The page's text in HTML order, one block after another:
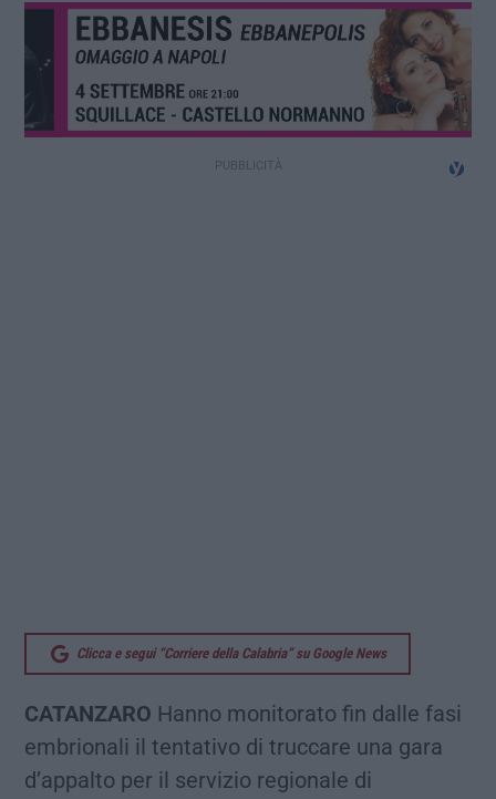
Clicca e segui “Corriere della Calabria” su Google News
CATANZARO Hanno monitorato fin dalle fasi
embrionali il tentativo di truccare una gara
d’appalto per il servizio regionale di